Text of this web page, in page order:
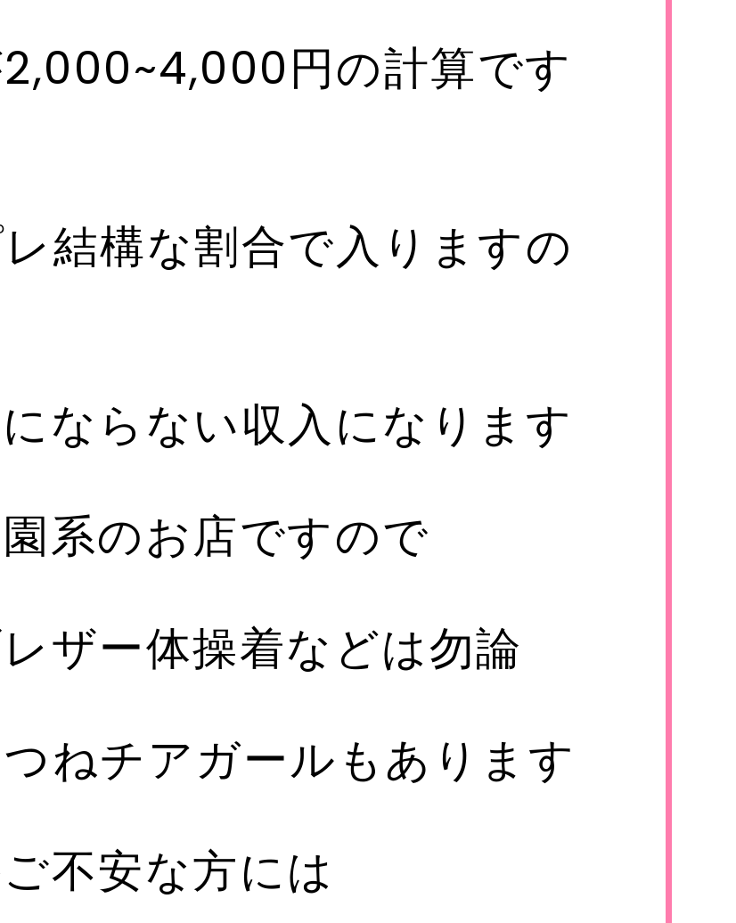
円の計算です
結構な割合で入りますの
ならない収入になります
系のお店ですので
ザー体操着などは勿論
ねチアガールもあります
不安な方には